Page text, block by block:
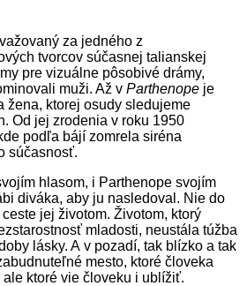
za jedného z
tvorcov súčasnej talianskej
pre vizuálne pôsobivé drámy,
muži. Až v Parthenope je
žena, ktorej osudy sledujeme
Od jej zrodenia v roku 1950
podľa bájí zomrela siréna
súčasnosť.
hlasom, i Parthenope svojím
diváka, aby ju nasledoval. Nie do
jej životom. Životom, ktorý
mladosti, neustála túžba
lásky. A v pozadí, tak blízko a tak
mesto, ktoré človeka
ktoré vie človeku i ublížiť.